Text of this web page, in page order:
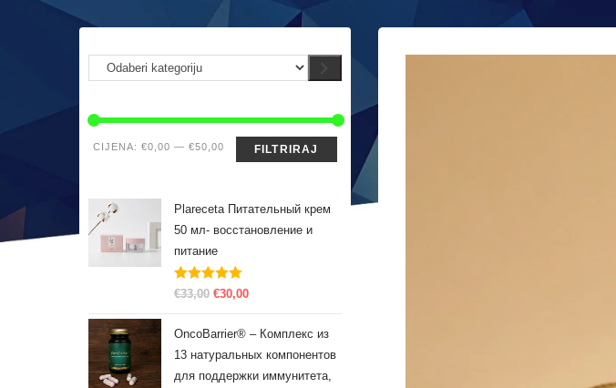
FILTRIRAJ
CIJENA: €0,00 — €50,00
Plareceta Питательный крем
50 мл- восстановление и
питание
Оценка5.00
€33,00 €30,00
OncoBarrier® – Комплекс из
13 натуральных компонентов
для поддержки иммунитета,